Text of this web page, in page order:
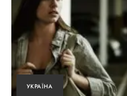
УКРАЇНА